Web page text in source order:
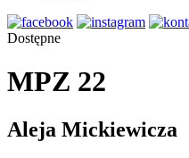
Dostępne
MPZ 22
Aleja Mickiewicza